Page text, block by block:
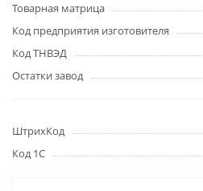
Товарная матрица
Код предприятия изготовителя
Код ТНВЭД
Остатки завод
ШтрихКод
Код 1С